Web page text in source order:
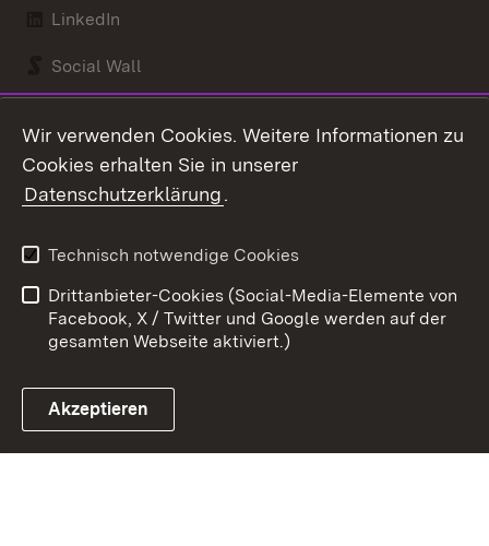
LinkedIn
Social Wall
Link zum Landesportal
Kontakt
Barrierefreiheit
Impressum
Cookies
Wir verwenden Cookies. Weitere Informationen zu
Cookies erhalten Sie in unserer
Datenschutzerklärung.
Technisch notwendige Cookies
Drittanbieter-Cookies (Social-Media-Elemente von
Facebook, X / Twitter und Google werden auf der
gesamten Webseite aktiviert.)
Akzeptieren